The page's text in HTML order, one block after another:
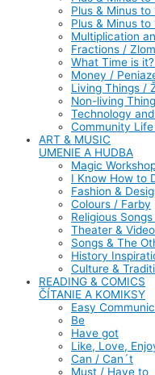
Plus & Minus
Plus & Minus
Multiplication
Fractions /
What Time is
Money /
Living Things /
Non-living
Technology
Community
ART & MUSIC
UMENIE A HUDBA
Magic
I Know How to
Fashion &
Colours / Farby
Religious
Theater &
Songs & The
History
Culture &
READING & COMICS
ČÍTANIE A KOMIKSY
Easy
Be
Have got
Like, Love,
Can / Can´t
Must / Have to